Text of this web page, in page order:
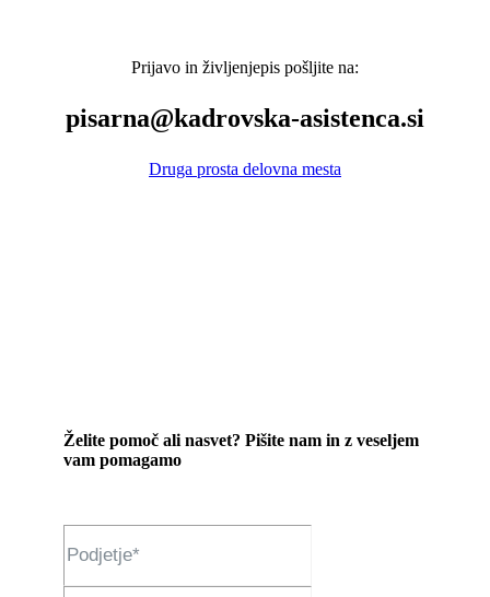
Prijavo in življenjepis pošljite na:
pisarna@kadrovska-asistenca.si
Druga prosta delovna mesta
Želite pomoč ali nasvet? Pišite nam in z veseljem
vam pomagamo